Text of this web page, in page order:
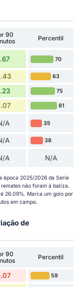
90
Percentil
70
63
75
81
A 35
A 38
A N/A
época 2025/2026 da Serie
não foram à baliza.
26.09%. Marca um golo por
em campo.
de
90
Percentil
59